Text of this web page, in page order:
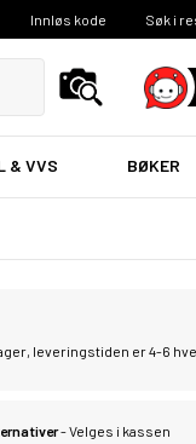
Innløs kode Søk i
& VVS BØKER
leveringstiden er 4-6
- Velges i kassen